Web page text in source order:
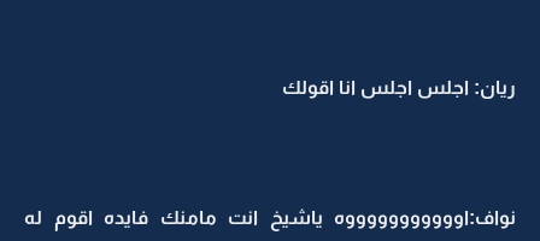
ريان: اجلس اجلس انا اقولك
نواف:اوووووووووووه ياشيخ انت مامنك فايده اقوم له